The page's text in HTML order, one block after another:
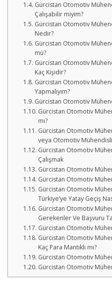
Gürcistan Otomotiv
Çalışabilir miyim?
Gürcistan Otomotiv
Nedir?
Gürcistan Otomotiv
mü?
Gürcistan Otomotiv
Kaç Kişidir?
Gürcistan Otomotiv
Yapmalıyım?
Gürcistan Otomotiv
Gürcistan Otomotiv
mı?
Gürcistan Otomotiv
veya Otomotiv
Gürcistan Otomotiv
Çalışmak
Gürcistan Otomotiv
Gürcistan Otomotiv
Gürcistan Otomotiv
Türkiye’ye Yatay Geçiş
Gürcistan Otomotiv
Gerekenler Ve Başvuru
Gürcistan Otomotiv
Gürcistan Otomotiv
Kaç Para Mantıklı mı?
Gürcistan Otomotiv
Gürcistan Otomotiv